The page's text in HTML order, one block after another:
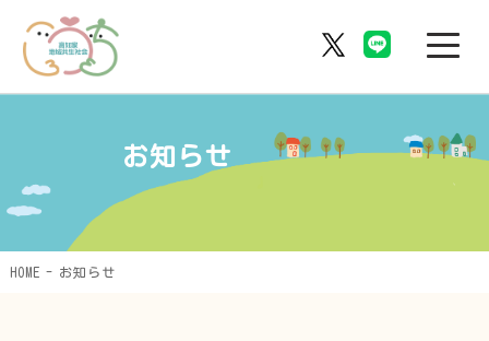
お知らせ
HOME お知らせ